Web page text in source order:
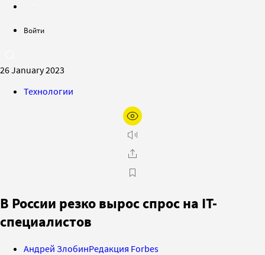
Войти
26 January 2023
Технологии
В России резко вырос спрос на IT-
специалистов
Андрей ЗлобинРедакция Forbes